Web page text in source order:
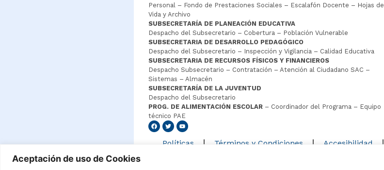
Aceptación de uso de Cookies
Personal – Fondo de Prestaciones Sociales – Escalafón Docente – Hojas de
Vida y Archivo
SUBSECRETARÍA DE PLANEACIÓN EDUCATIVA
Despacho del Subsecretario – Cobertura – Población Vulnerable
SUBSECRETARIA DE DESARROLLO PEDAGÓGICO
Despacho del Subsecretario – Inspección y Vigilancia – Calidad Educativa
SUBSECRETARIA DE RECURSOS FÍSICOS Y FINANCIEROS
Despacho Subsecretario – Contratación – Atención al Ciudadano SAC –
Sistemas – Almacén
SUBSECRETARÍA DE LA JUVENTUD
Despacho del Subsecretario
PROG. DE ALIMENTACIÓN ESCOLAR– Coordinador del Programa – Equipo
técnico PAE
Políticas Términos y Condiciones Accesibilidad